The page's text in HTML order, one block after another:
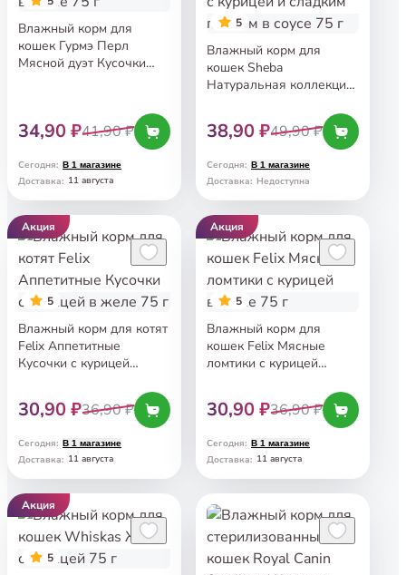
Влажный корм для
кошек Гурмэ Перл
Мясной дуэт Кусочки
34,90 ₽41,90 ₽
Сегодня: В 1 магазине
Доставка: 11 августа
5
Влажный корм для
кошек Sheba
Натуральная коллекция
в соусе 75 г
38,90 ₽49,90 ₽
Сегодня: В 1 магазине
Доставка: Недоступна
Акция
5
Влажный корм для котят
Felix Аппетитные
Кусочки с курицей
30,90 ₽36,90 ₽
Сегодня: В 1 магазине
Доставка: 11 августа
Акция
5
Влажный корм для
кошек Felix Мясные
ломтики с курицей
30,90 ₽36,90 ₽
Сегодня: В 1 магазине
Доставка: 11 августа
Акция
5